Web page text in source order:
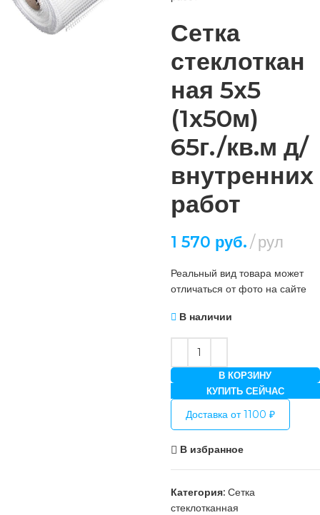
Сетка
стеклоткан
ная 5х5
(1х50м)
65г./кв.м д/
внутренних
работ
1 570 руб. рул
Реальный вид товара может
отличаться от фото на сайте
В наличии
В КОРЗИНУ
КУПИТЬ СЕЙЧАС
Доставка от 1100 ₽
В избранное
Категория: Сетка
стеклотканная